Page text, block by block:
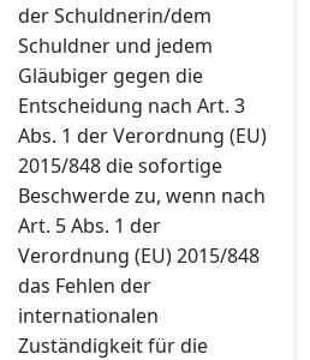
der Schuldnerin/dem
Schuldner und jedem
Gläubiger gegen die
Entscheidung nach Art. 3
Abs. 1 der Verordnung (EU)
2015/848 die sofortige
Beschwerde zu, wenn nach
Art. 5 Abs. 1 der
Verordnung (EU) 2015/848
das Fehlen der
internationalen
Zuständigkeit für die